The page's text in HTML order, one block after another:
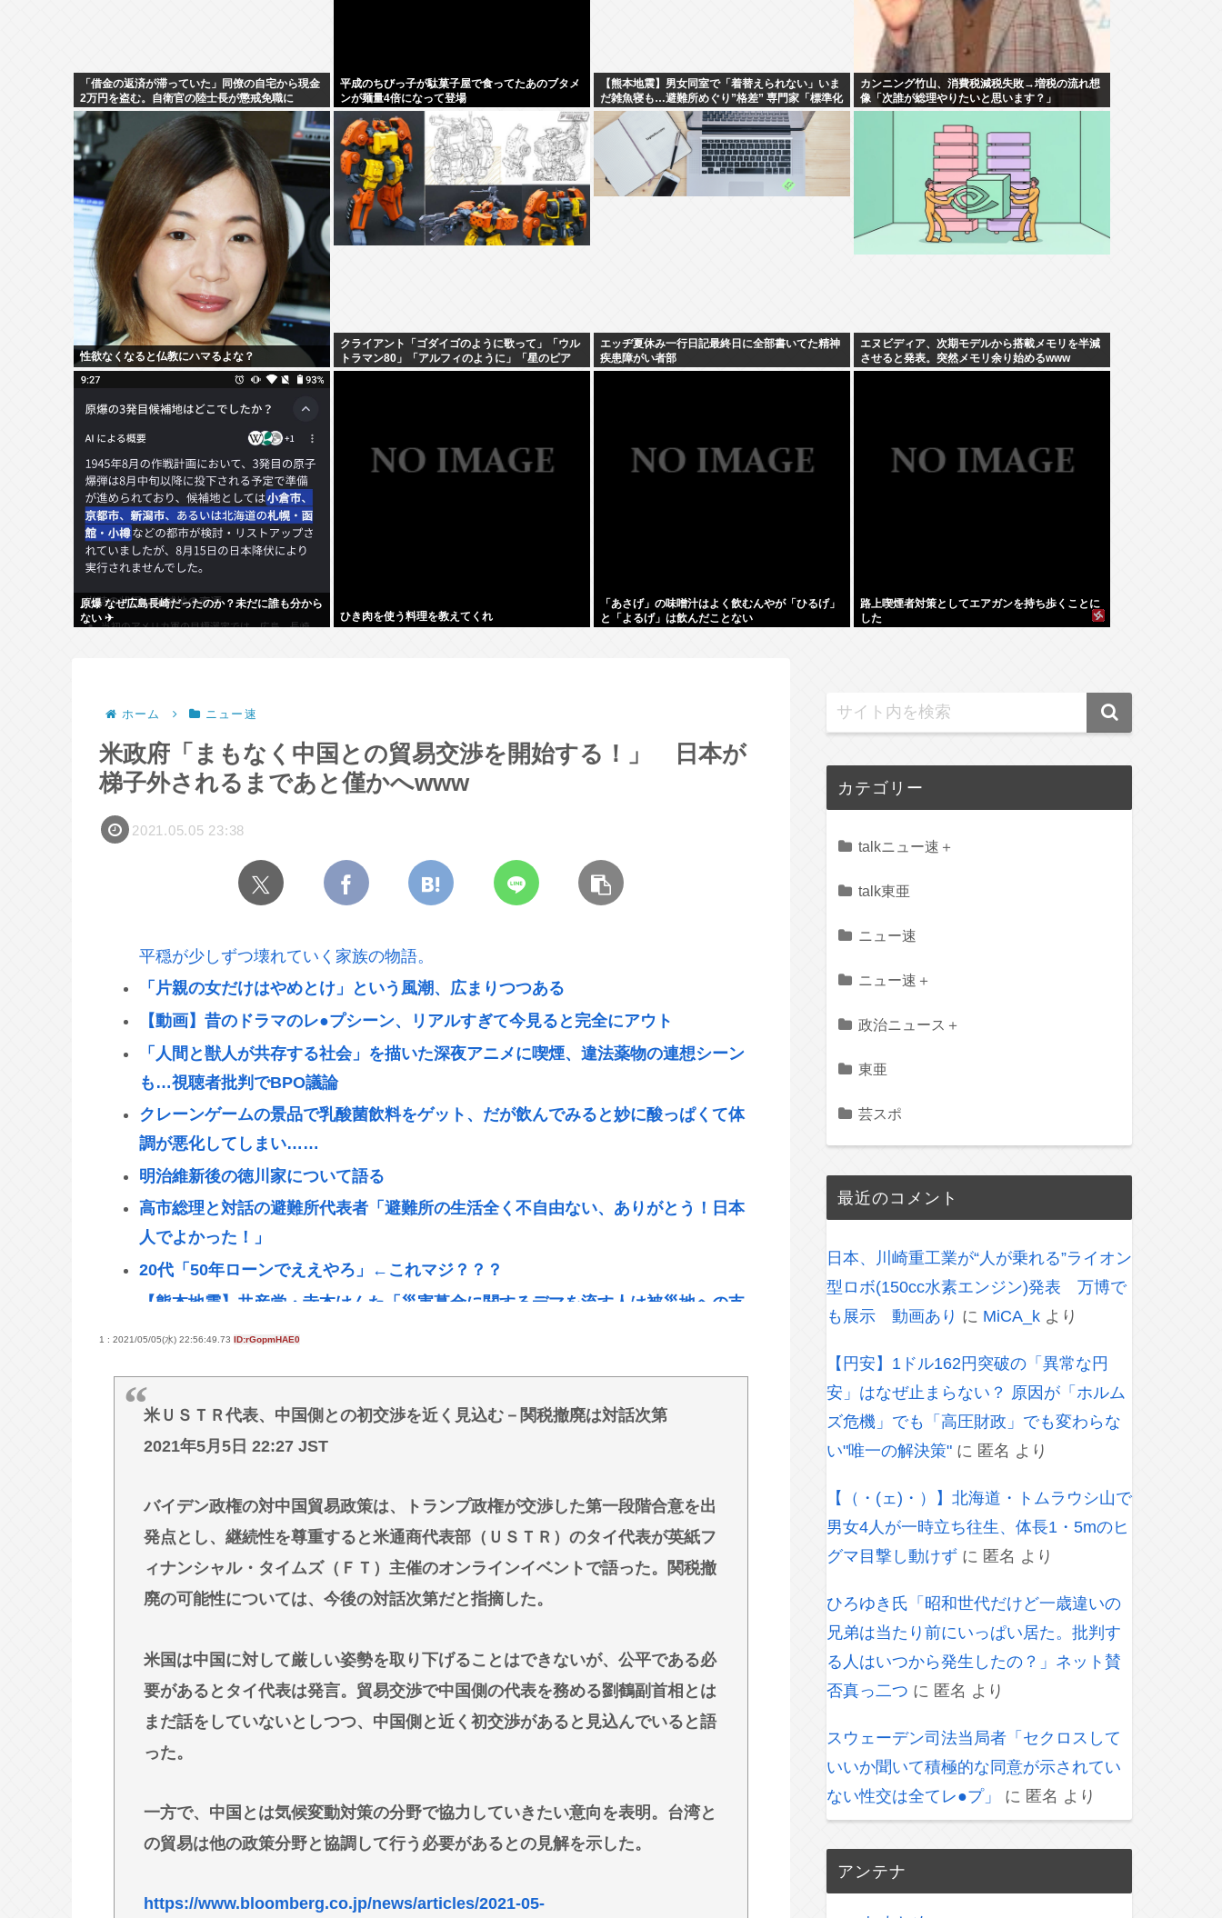
「借金の返済が滞っていた」同僚の自宅から現金
2万円を盗む。自衛官の陸士長が懲戒免職に
平成のちびっ子が駄菓子屋で食ってたあのブタメ
ンが麺量4倍になって登場
【熊本地震】男女同室で「着替えられない」いま
だ雑魚寝も…避難所めぐり”格差” 専門家「標準化
されていない」
カンニング竹山、消費税減税失敗→増税の流れ想
像「次誰が総理やりたいと思います？」
性欲なくなると仏教にハマるよな？
クライアント「ゴダイゴのように歌って」「ウル
トラマン80」「アルフィのように」「星のピア
ス」
エッヂ夏休み一行日記最終日に全部書いてた精神
疾患障がい者部
エヌビディア、次期モデルから搭載メモリを半減
させると発表。突然メモリ余り始めるwww
原爆 なぜ広島長崎だったのか？未だに誰も分から
ない ✈
ひき肉を使う料理を教えてくれ
「あさげ」の味噌汁はよく飲むんやが「ひるげ」
と「よるげ」は飲んだことない
路上喫煙者対策としてエアガンを持ち歩くことに
した
ホーム ニュー速
米政府「まもなく中国との貿易交渉を開始する！」 日本が
梯子外されるまであと僅かへwww
2021.05.05 23:38
平穏が少しずつ壊れていく家族の物語。
「片親の女だけはやめとけ」という風潮、広まりつつある
【動画】昔のドラマのレ●プシーン、リアルすぎて今見ると完全にアウト
「人間と獣人が共存する社会」を描いた深夜アニメに喫煙、違法薬物の連想シーン
も…視聴者批判でBPO議論
クレーンゲームの景品で乳酸菌飲料をゲット、だが飲んでみると妙に酸っぱくて体
調が悪化してしまい……
明治維新後の徳川家について語る
高市総理と対話の避難所代表者「避難所の生活全く不自由ない、ありがとう！日本
人でよかった！」
20代「50年ローンでええやろ」←これマジ？？？
【熊本地震】共産党・寺本けんた「災害募金に関するデマを流す人は被災地への支
援を妨害していることを自覚してください」 ネット「では熊本に直接募金すればい
リニア大阪延伸「工期示せない」 JR東海社長、名古屋開業後の早期着手を強調
ドン・キホーテ露店「うなぎのかば焼き」で食中毒 男女14人が発熱や腹痛など訴
え…サルモネラ属の菌検出
は運転すんなよ」
エッセイスト「原爆を二度と使わせてはならない」→「もちろん中国の核も非難す
る？」→ブロックされる
被災地・熊本、泥酔者の通報が止まらず県警が異例のお願い
薄暗い欲望のせい」
パチ●コ中毒者の99%はアニメに興味なく、いつも打ってる台の原作も知らないとい
う不都合な真実
1 : 2021/05/05(水) 22:56:49.73 ID:rGopmHAE0
米ＵＳＴＲ代表、中国側との初交渉を近く見込む－関税撤廃は対話次第
2021年5月5日 22:27 JST
バイデン政権の対中国貿易政策は、トランプ政権が交渉した第一段階合意を出
発点とし、継続性を尊重すると米通商代表部（ＵＳＴＲ）のタイ代表が英紙フ
ィナンシャル・タイムズ（ＦＴ）主催のオンラインイベントで語った。関税撤
廃の可能性については、今後の対話次第だと指摘した。
米国は中国に対して厳しい姿勢を取り下げることはできないが、公平である必
要があるとタイ代表は発言。貿易交渉で中国側の代表を務める劉鶴副首相とは
まだ話をしていないとしつつ、中国側と近く初交渉があると見込んでいると語
った。
一方で、中国とは気候変動対策の分野で協力していきたい意向を表明。台湾と
の貿易は他の政策分野と協調して行う必要があるとの見解を示した。
https://www.bloomberg.co.jp/news/articles/2021-05-
カテゴリー
talkニュー速＋
talk東亜
ニュー速
ニュー速＋
政治ニュース＋
東亜
芸スポ
最近のコメント
日本、川崎重工業が“人が乗れる”ライオン
型ロボ(150cc水素エンジン)発表 万博で
も展示 動画あり に MiCA_k より
【円安】1ドル162円突破の「異常な円
安」はなぜ止まらない？ 原因が「ホルム
ズ危機」でも「高圧財政」でも変わらな
い"唯一の解決策" に 匿名 より
【（・(ェ)・）】北海道・トムラウシ山で
男女4人が一時立ち往生、体長1・5mのヒ
グマ目撃し動けず に 匿名 より
ひろゆき氏「昭和世代だけど一歳違いの
兄弟は当たり前にいっぱい居た。批判す
る人はいつから発生したの？」ネット賛
否真っ二つ に 匿名 より
スウェーデン司法当局者「セクロスして
いいか聞いて積極的な同意が示されてい
ない性交は全てレ●プ」
に 匿名 より
アンテナ